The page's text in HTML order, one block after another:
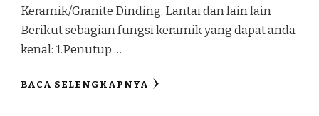
Keramik/Granite Dinding, Lantai dan lain lain
Berikut sebagian fungsi keramik yang dapat anda
kenal: 1.Penutup …
BACA SELENGKAPNYA